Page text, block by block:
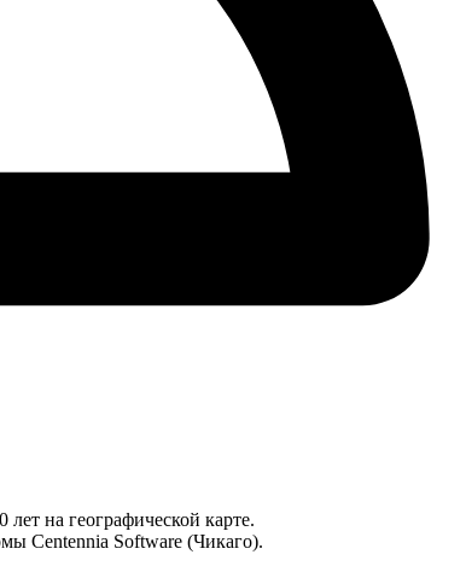
на географической карте.
Centennia Software (Чикаго).